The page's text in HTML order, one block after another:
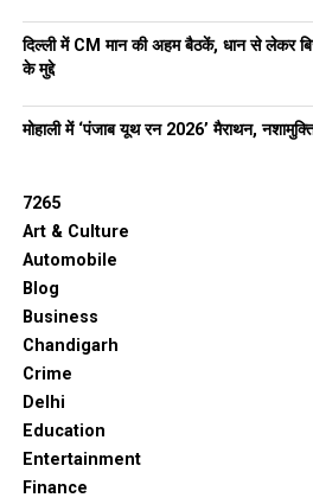
से हटकर एक मजबूत और पारदर्शी विकल्प
RELATED TOPICS: AAP
LUDHIANAELECTIONS
Punjab Government का नशे के
16,348 गिरफ्तार, 622 Kg Heroin
की भर्ती, 1,000 Beds और
DON'T MISS
Ludhiana West में चुनावी संग्राम:
तरफ़ प्यार है, दूसरी तरफ़ अहंकार“जो लोग
बदलते हैं, वो आपकी vote लेकर भी बदल
Mann
दिल्ली में CM मान की अहम बैठकें, धान से लेकर
के मुद्दे
मोहाली में ‘पंजाब यूथ रन 2026’ मैराथन,
7265
Art & Culture
Automobile
Blog
Business
Chandigarh
Crime
Delhi
Education
Entertainment
Finance